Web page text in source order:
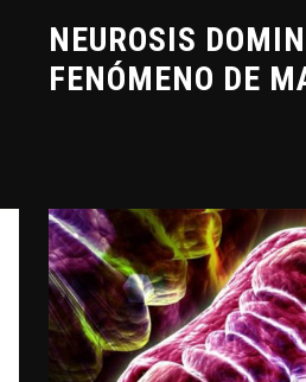
NEUROSIS
FENÓMENO DE